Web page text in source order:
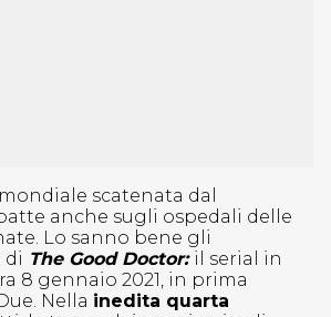
scatenata dal
anche sugli ospedali delle
Lo sanno bene gli
di The Good Doctor: il serial in
8 gennaio 2021, in prima
Nella inedita quarta